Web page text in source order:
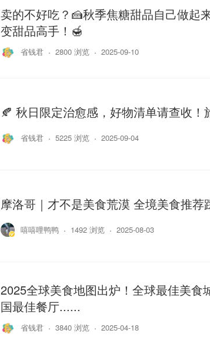
卖的不好吃？🍰秋季焦糖甜品自己做起
变甜品高手！🍯
省钱君 2800 浏览 2025-09-10
🍂 秋日限定治愈感，好物清单请查收！
省钱君 5225 浏览 2025-09-04
摩洛哥｜才不是美食荒漠 全境美食推荐
嘻嘻哩鸭鸭 1492 浏览 2025-08-03
2025全球美食地图出炉！全球最佳美食
国最佳餐厅......
省钱君 3840 浏览 2025-04-18